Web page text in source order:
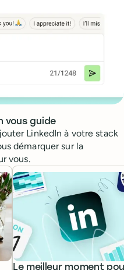
vous guide
LinkedIn à votre stack
démarquer sur la
vous.
Le meilleur moment